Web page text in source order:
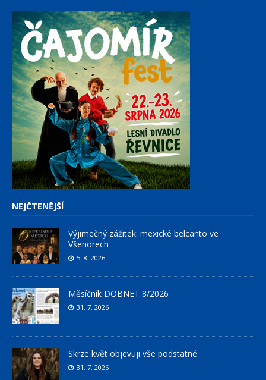
NEJČTENĚJŠÍ
Výjimečný zážitek: mexické belcanto ve
Všenorech
5. 8. 2026
Měsíčník DOBNET 8/2026
31. 7. 2026
Skrze květ objevuji vše podstatné
31. 7. 2026